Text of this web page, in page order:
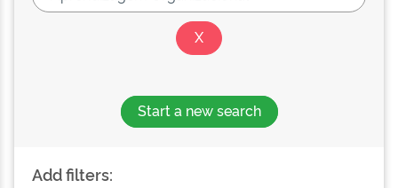
Start a new search
Add filters: